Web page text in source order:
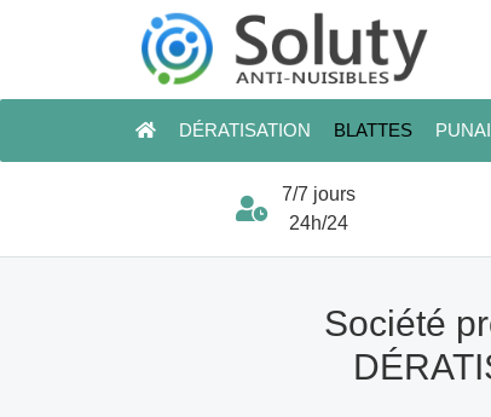
DÉRATISATION BLATTES
7/7 jours
24h/24
Société